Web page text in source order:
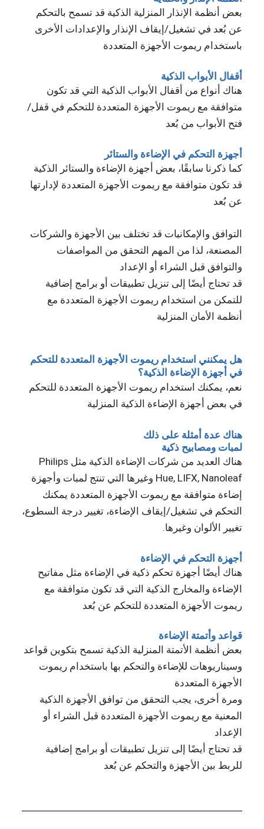
بعض أنظمة الإنذار المنزلية الذكية قد تسمح بالتحكم
عن بُعد في تشغيل/إيقاف الإنذار والإعدادات الأخرى
باستخدام ريموت الأجهزة المتعددة
أقفال الأبواب الذكية
هناك أنواع من أقفال الأبواب الذكية التي قد تكون
متوافقة مع ريموت الأجهزة المتعددة للتحكم في قفل/
فتح الأبواب من بُعد
أجهزة التحكم في الإضاءة والستائر
كما ذكرنا سابقًا، بعض أجهزة الإضاءة والستائر الذكية
قد تكون متوافقة مع ريموت الأجهزة المتعددة لإدارتها
عن بُعد
التوافق والإمكانيات قد تختلف بين الأجهزة والشركات
المصنعة، لذا من المهم التحقق من المواصفات
والتوافق قبل الشراء أو الإعداد
قد تحتاج أيضًا إلى تنزيل تطبيقات أو برامج إضافية
للتمكن من استخدام ريموت الأجهزة المتعددة مع
أنظمة الأمان المنزلية
هل يمكنني استخدام ريموت الأجهزة المتعددة للتحكم
في أجهزة الإضاءة الذكية؟
نعم، يمكنك استخدام ريموت الأجهزة المتعددة للتحكم
في بعض أجهزة الإضاءة الذكية المنزلية
هناك عدة أمثلة على ذلك
لمبات ومصابيح ذكية
هناك العديد من شركات الإضاءة الذكية مثل Philips
Hue, LIFX, Nanoleaf وغيرها التي تنتج لمبات وأجهزة
إضاءة متوافقة مع ريموت الأجهزة المتعددة يمكنك
التحكم في تشغيل/إيقاف الإضاءة، تغيير درجة السطوع،
تغيير الألوان وغيرها.
أجهزة التحكم في الإضاءة
هناك أيضًا أجهزة تحكم ذكية في الإضاءة مثل مفاتيح
الإضاءة والمخارج الذكية التي قد تكون متوافقة مع
ريموت الأجهزة المتعددة للتحكم عن بُعد
قواعد وأتمتة الإضاءة
بعض أنظمة الأتمتة المنزلية الذكية تسمح بتكوين قواعد
وسيناريوهات للإضاءة والتحكم بها باستخدام ريموت
الأجهزة المتعددة
ومرة أخرى، يجب التحقق من توافق الأجهزة الذكية
المعنية مع ريموت الأجهزة المتعددة قبل الشراء أو
الإعداد
قد تحتاج أيضًا إلى تنزيل تطبيقات أو برامج إضافية
للربط بين الأجهزة والتحكم عن بُعد